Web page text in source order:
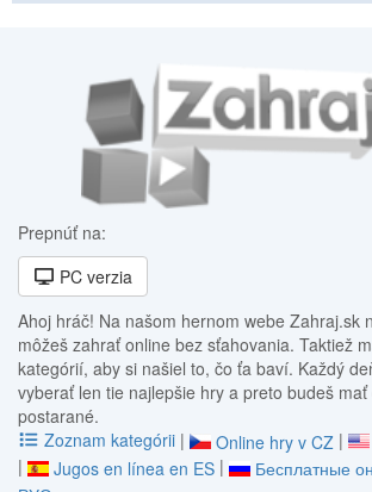
Prepnúť na:
PC verzia
Ahoj hráč! Na našom hernom webe Zahraj.sk
môžeš zahrať online bez sťahovania. Taktiež
kategórií, aby si našiel to, čo ťa baví. Každý
vyberať len tie najlepšie hry a preto budeš mať
postarané.
Zoznam kategórii | Online hry v CZ |
|
Jugos en línea en ES |
Бесплатные